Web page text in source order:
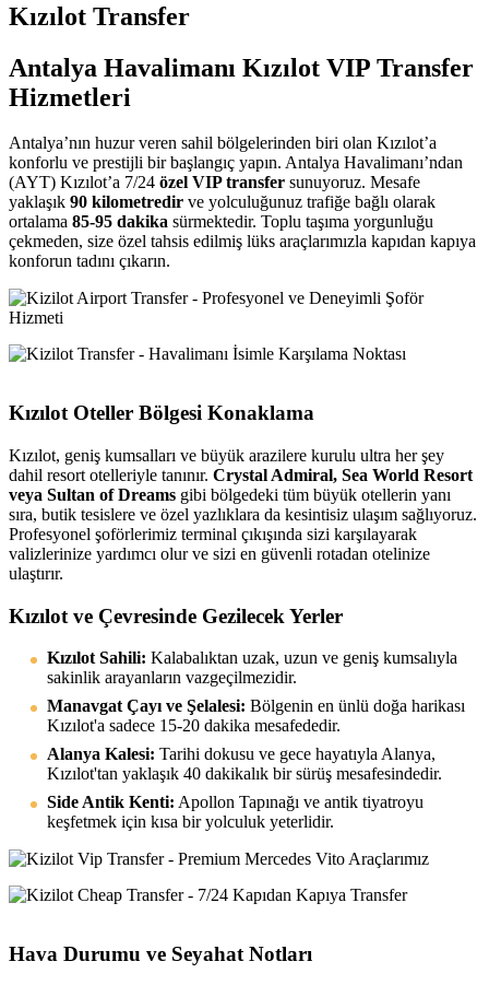
Kızılot Transfer
Antalya Havalimanı Kızılot VIP Transfer
Hizmetleri
Antalya’nın huzur veren sahil bölgelerinden biri olan Kızılot’a
konforlu ve prestijli bir başlangıç yapın. Antalya Havalimanı’ndan
(AYT) Kızılot’a 7/24 özel VIP transfer sunuyoruz. Mesafe
yaklaşık 90 kilometredir ve yolculuğunuz trafiğe bağlı olarak
ortalama 85-95 dakika sürmektedir. Toplu taşıma yorgunluğu
çekmeden, size özel tahsis edilmiş lüks araçlarımızla kapıdan kapıya
konforun tadını çıkarın.
Kızılot Oteller Bölgesi Konaklama
Kızılot, geniş kumsalları ve büyük arazilere kurulu ultra her şey
dahil resort otelleriyle tanınır. Crystal Admiral, Sea World Resort
veya Sultan of Dreams gibi bölgedeki tüm büyük otellerin yanı
sıra, butik tesislere ve özel yazlıklara da kesintisiz ulaşım sağlıyoruz.
Profesyonel şoförlerimiz terminal çıkışında sizi karşılayarak
valizlerinize yardımcı olur ve sizi en güvenli rotadan otelinize
ulaştırır.
Kızılot ve Çevresinde Gezilecek Yerler
Kızılot Sahili: Kalabalıktan uzak, uzun ve geniş kumsalıyla
sakinlik arayanların vazgeçilmezidir.
Manavgat Çayı ve Şelalesi: Bölgenin en ünlü doğa harikası
Kızılot'a sadece 15-20 dakika mesafededir.
Alanya Kalesi: Tarihi dokusu ve gece hayatıyla Alanya,
Kızılot'tan yaklaşık 40 dakikalık bir sürüş mesafesindedir.
Side Antik Kenti: Apollon Tapınağı ve antik tiyatroyu
keşfetmek için kısa bir yolculuk yeterlidir.
Hava Durumu ve Seyahat Notları